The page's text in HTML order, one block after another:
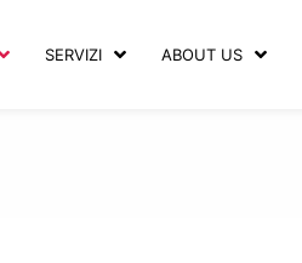
SERVIZI ABOUT US